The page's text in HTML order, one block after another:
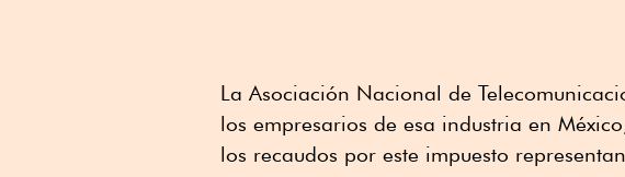
La Asociación Nacional de
los empresarios de esa industria en
los recaudos por este impuesto